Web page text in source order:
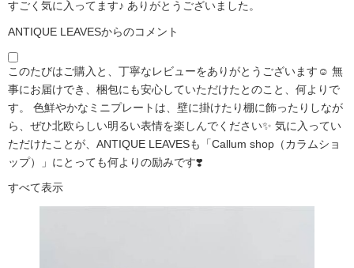
すごく気に入ってます♪ ありがとうございました。
ANTIQUE LEAVESからのコメント
このたびはご購入と、丁寧なレビューをありがとうございます☺️ 無
事にお届けでき、梱包にも安心していただけたとのこと、何よりで
す。 色鮮やかなミニプレートは、壁に掛けたり棚に飾ったりしなが
ら、ぜひ北欧らしい明るい表情を楽しんでください✨ 気に入ってい
ただけたことが、ANTIQUE LEAVESも「Callum shop（カラムショ
ップ）」にとっても何よりの励みです❣️
すべて表示